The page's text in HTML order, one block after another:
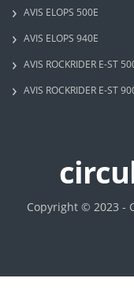
AVIS ELOPS 500E
AVIS ELOPS 940E
AVIS ROCKRIDER E-ST
AVIS ROCKRIDER E-ST
Copyright © 2023 -